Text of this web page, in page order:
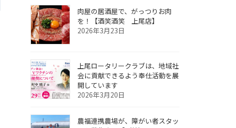
肉屋の居酒屋で、がっつりお肉
を！【酒笑酒笑 上尾店】
2026年3月23日
上尾ロータリークラブは、地域社
会に貢献できるよう奉仕活動を展
開しています
2026年3月20日
農福連携農場が、障がい者スタッ